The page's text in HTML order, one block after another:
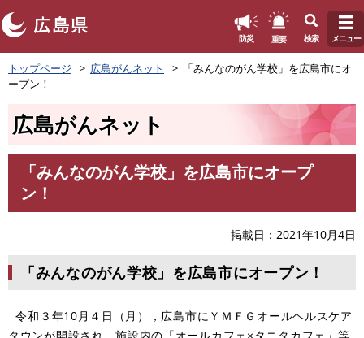
ペ
ー
防災 重要 検索 メニュー
トップページ 広島がんネット
「みんなのがん学校」を広島市にオ
ープン！
広島がんネット
「みんなのがん学校」を広島市にオープ
ン！
掲載日 2021年10月4日
「みんなのがん学校」を広島市にオープン！
令和３年10月４日（月），広島市にＹＭＦＧオールヘルスケア